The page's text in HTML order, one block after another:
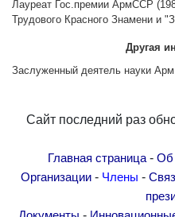
Университеты
Объявления
Карта сайта
Лауреат Гос.премии АрмССР
Трудового Красного Знамени и
Другая
Заслуженный деятель науки
Сайт последний раз
Главная страница- Об
Организации- Члены -